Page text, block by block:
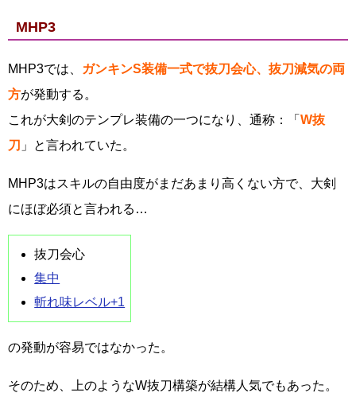
MHP3
MHP3では、
ガンキンS装備一式で抜刀会心、抜刀減気の両
方が発動する。
これが大剣のテンプレ装備の一つになり、通称：「 W抜
刀 」と言われていた。
MHP3はスキルの自由度がまだあまり高くない方で、大剣
にほぼ必須と言われる…
抜刀会心
集中
斬れ味レベル+1
の発動が容易ではなかった。
そのため、上のようなW抜刀構築が結構人気でもあった。